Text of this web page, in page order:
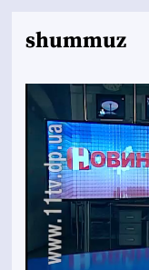
shummuz
Відеопрогравач